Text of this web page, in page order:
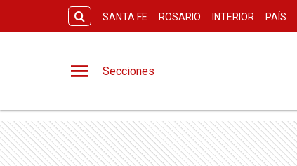
SANTA FE ROSARIO INTERIOR PAÍS
Secciones